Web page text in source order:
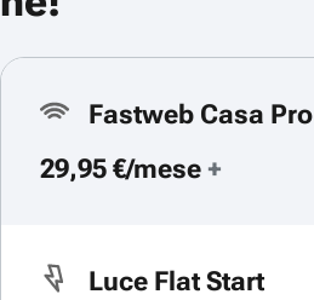
Fastweb Casa Pro
29,95 €/mese +
Luce Flat Start